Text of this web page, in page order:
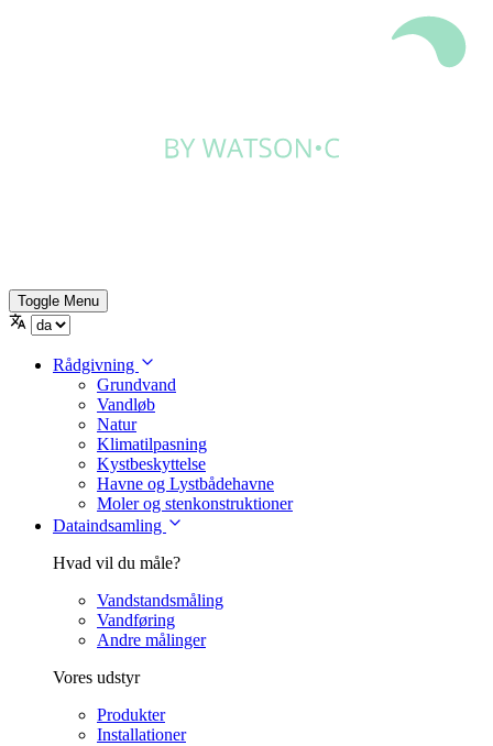
Toggle Menu
Rådgivning
Grundvand
Vandløb
Natur
Klimatilpasning
Kystbeskyttelse
Havne og Lystbådehavne
Moler og stenkonstruktioner
Dataindsamling
Hvad vil du måle?
Vandstandsmåling
Vandføring
Andre målinger
Vores udstyr
Produkter
Installationer